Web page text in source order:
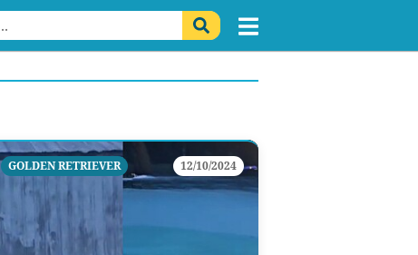
GOLDEN RETRIEVER 12/10/2024